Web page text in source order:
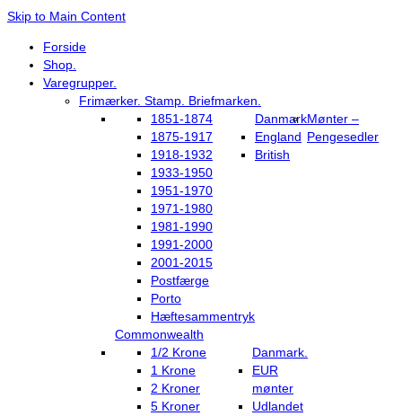
Skip to Main Content
Forside
Shop.
Varegrupper.
Frimærker. Stamp. Briefmarken.
Danmark
1851-1874
1875-1917
1918-1932
1933-1950
1951-1970
1971-1980
1981-1990
1991-2000
2001-2015
Postfærge
Porto
Hæftesammentryk
England
British
Commonwealth
Mønter –
Pengesedler
Danmark.
1/2 Krone
1 Krone
2 Kroner
5 Kroner
EUR
mønter
Udlandet